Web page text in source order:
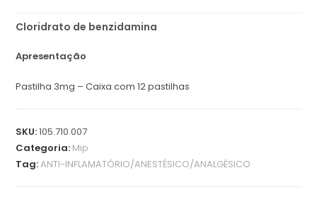
Cloridrato de benzidamina
Apresentação
Pastilha 3mg – Caixa com 12 pastilhas
SKU:105.710.007
Categoria: Mip
Tag:ANTI-INFLAMATÓRIO/ANESTÉSICO/ANALGÉSICO